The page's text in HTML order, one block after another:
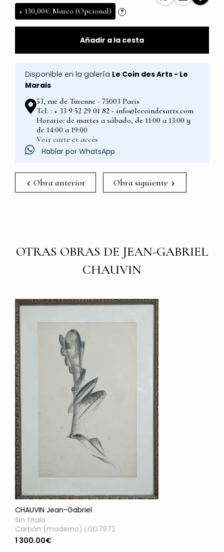
+ 130,00€ Marco (Opcional) ?
Añadir a la cesta
Disponible en la galería Le Coin des Arts - Le
Marais
53, rue de Turenne - 75003 Paris
Tel. : + 33 9 52 29 01 82 - info@lecoindesarts.com
Horario: de martes a sábado, de 11:00 a 13:00 y
de 14:00 a 19:00
Voir carte et accès
Hablar por WhatsApp
Obra anterior Obra siguiente
OTRAS OBRAS DE JEAN-GABRIEL
CHAUVIN
CHAUVIN Jean-Gabriel
Sin título
Carbón (moderno) LCD7972
1 300.00€